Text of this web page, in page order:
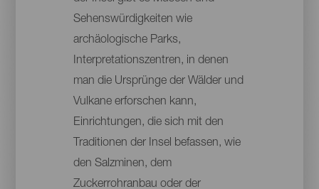
Sehenswürdigkeiten wie
archäologische Parks,
Interpretationszentren, in denen
man die Ursprünge der Wälder und
Vulkane erforschen kann,
Einrichtungen, die sich mit den
Traditionen der Insel befassen, wie
den Salzminen, dem
Zuckerrohranbau oder der